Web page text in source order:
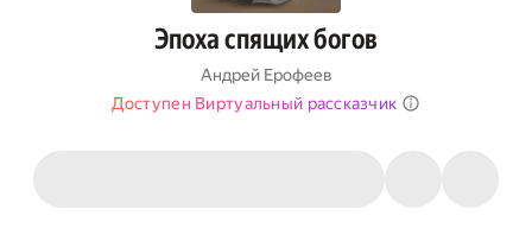
Эпоха спящих богов
Андрей Ерофеев
Доступен Виртуальный рассказчик